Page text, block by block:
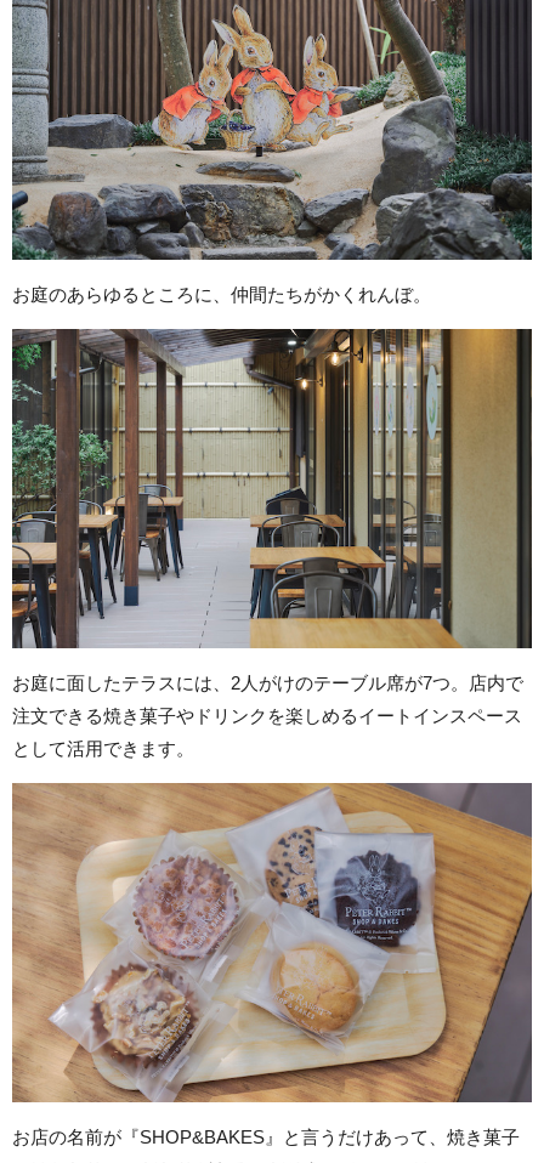
お庭のあらゆるところに、仲間たちがかくれんぼ。
お庭に面したテラスには、2人がけのテーブル席が7つ。店内で
注文できる焼き菓子やドリンクを楽しめるイートインスペース
として活用できます。
お店の名前が『SHOP&BAKES』と言うだけあって、焼き菓子